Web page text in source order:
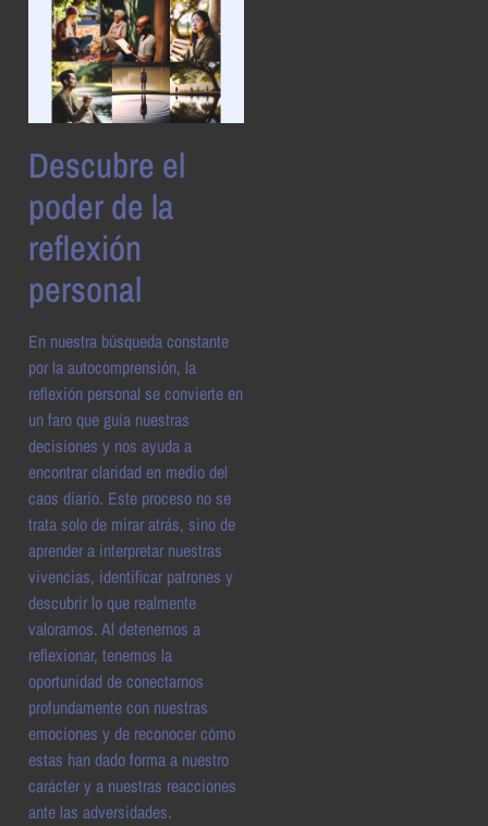
Descubre el
poder de la
reflexión
personal
En nuestra búsqueda constante
por la autocomprensión, la
reflexión personal se convierte en
un faro que guía nuestras
decisiones y nos ayuda a
encontrar claridad en medio del
caos diario. Este proceso no se
trata solo de mirar atrás, sino de
aprender a interpretar nuestras
vivencias, identificar patrones y
descubrir lo que realmente
valoramos. Al detenernos a
reflexionar, tenemos la
oportunidad de conectarnos
profundamente con nuestras
emociones y de reconocer cómo
estas han dado forma a nuestro
carácter y a nuestras reacciones
ante las adversidades.